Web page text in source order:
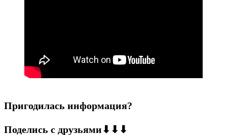
Пригодилась информация?
Поделись с друзьями⬇⬇⬇